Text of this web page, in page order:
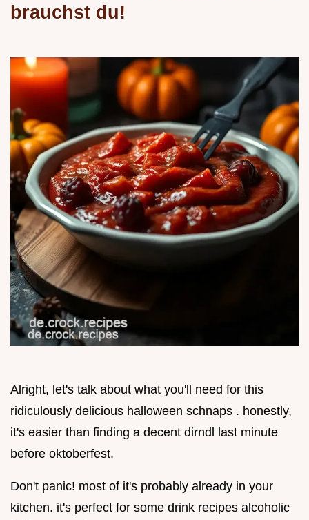
brauchst du!
Alright, let's talk about what you'll need for this
ridiculously delicious halloween schnaps . honestly,
it's easier than finding a decent dirndl last minute
before oktoberfest.
Don't panic! most of it's probably already in your
kitchen. it's perfect for some drink recipes alcoholic